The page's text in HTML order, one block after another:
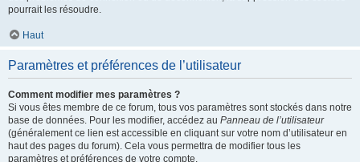
pourrait les résoudre.
Haut
Paramètres et préférences de l’utilisateur
Comment modifier mes paramètres ?
Si vous êtes membre de ce forum, tous vos paramètres sont stockés dans notre
base de données. Pour les modifier, accédez au Panneau de l’utilisateur
(généralement ce lien est accessible en cliquant sur votre nom d’utilisateur en
haut des pages du forum). Cela vous permettra de modifier tous les
paramètres et préférences de votre compte.